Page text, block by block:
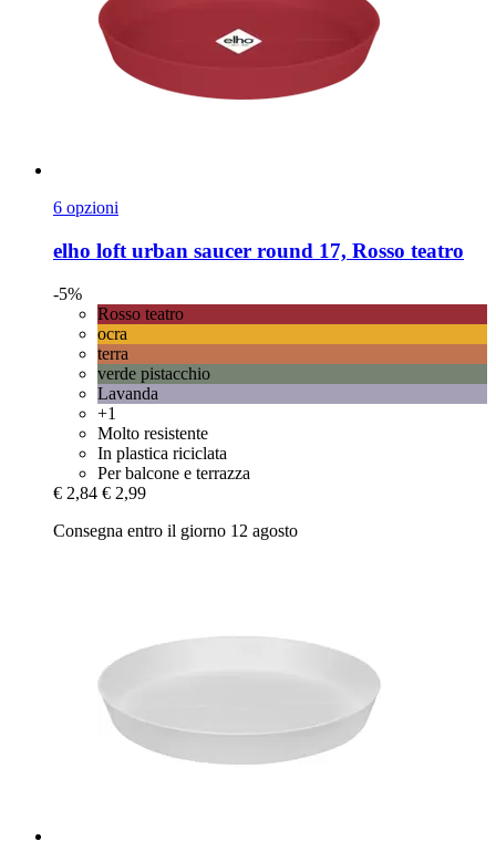
6 opzioni
elho loft urban saucer round 17, Rosso teatro
-5%
Rosso teatro
ocra
terra
verde pistacchio
Lavanda
+1
Molto resistente
In plastica riciclata
Per balcone e terrazza
€ 2,84 € 2,99
Consegna entro il giorno 12 agosto